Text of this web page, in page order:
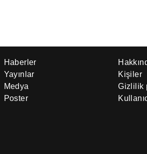
Haberler
Yayınlar
Medya
Poster
Kişiler
Gizlilik